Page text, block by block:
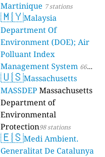
Martinique 7 stations
🇲🇾Malaysia
Department Of
Environment (DOE); Air
Polluant Index
Management System 66
stations
🇺🇸Massachusetts
MASSDEP Massachusetts
Department of
Environmental
Protection98 stations
🇪🇸Medi Ambient.
Generalitat De Catalunya